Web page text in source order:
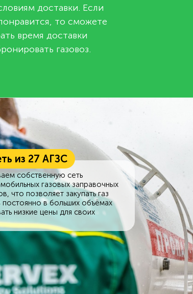
доставки. Если
то сможете
время доставки
газовоз.
из 27 АГЗС
собственную сеть
газовых заправочных
что позволяет закупать газ
постоянно в больших объёмах
низкие цены для своих